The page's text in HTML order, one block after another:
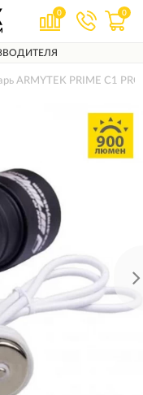
0 0
ARMYTEK PRIME C1